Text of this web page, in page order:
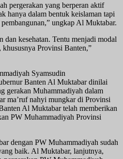
pergerakan yang berperan aktif
hanya dalam bentuk keislaman tapi
ungkap Al Muktabar.
dan kesehatan. Tentu menjadi modal
khususnya Provinsi Banten,”
Syamsudin
Banten Al Muktabar dinilai
gerakan Muhammadiyah dalam
ma’ruf nahyi mungkar di Provinsi
Al Muktabar telah memberikan
PW Muhammadiyah Provinsi
dengan PW Muhammadiyah sudah
baik. Al Muktabar, lanjutnya,